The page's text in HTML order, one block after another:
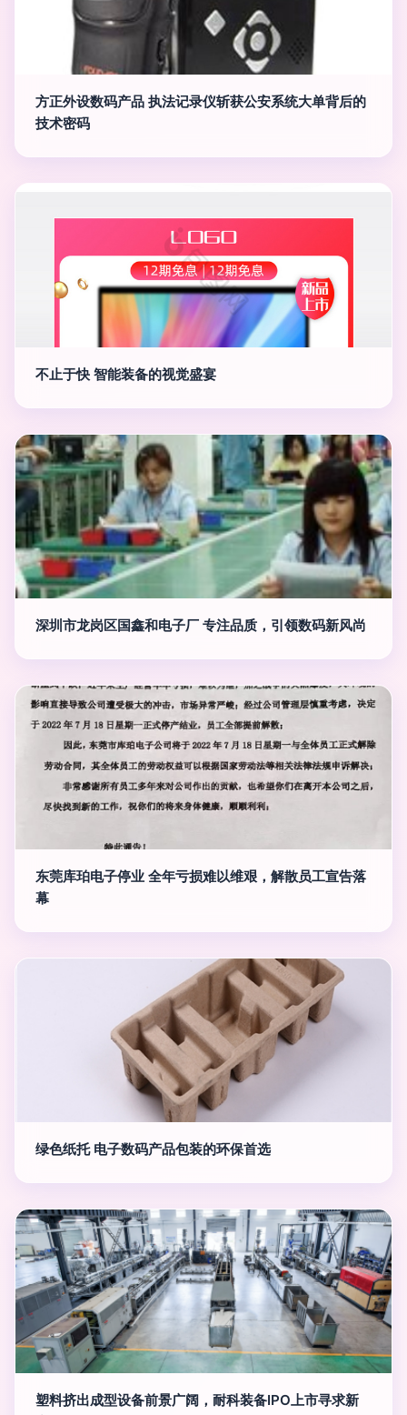
方正外设数码产品 执法记录仪斩获公安系统大单背后的
技术密码
不止于快 智能装备的视觉盛宴
深圳市龙岗区国鑫和电子厂 专注品质，引领数码新风尚
东莞库珀电子停业 全年亏损难以维艰，解散员工宣告落
幕
绿色纸托 电子数码产品包装的环保首选
塑料挤出成型设备前景广阔，耐科装备IPO上市寻求新